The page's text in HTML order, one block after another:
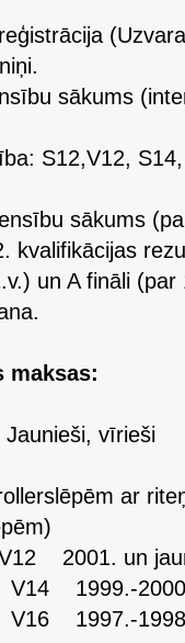
sākums
S14,
sākums
un A fināli (par
maksas:
ar
2001. un
1999.-
1997.-